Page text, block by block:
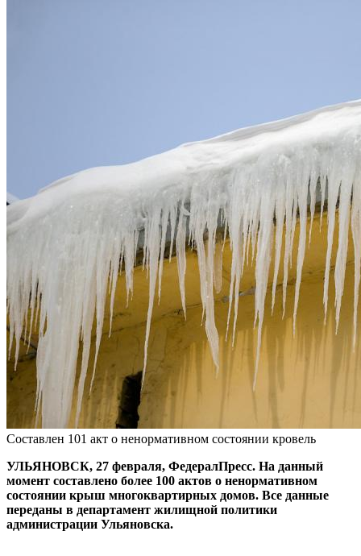
Составлен 101 акт о ненормативном состоянии кровель
УЛЬЯНОВСК, 27 февраля, ФедералПресс. На данный
момент составлено более 100 актов о ненормативном
состоянии крыш многоквартирных домов. Все данные
переданы в департамент жилищной политики
администрации Ульяновска.